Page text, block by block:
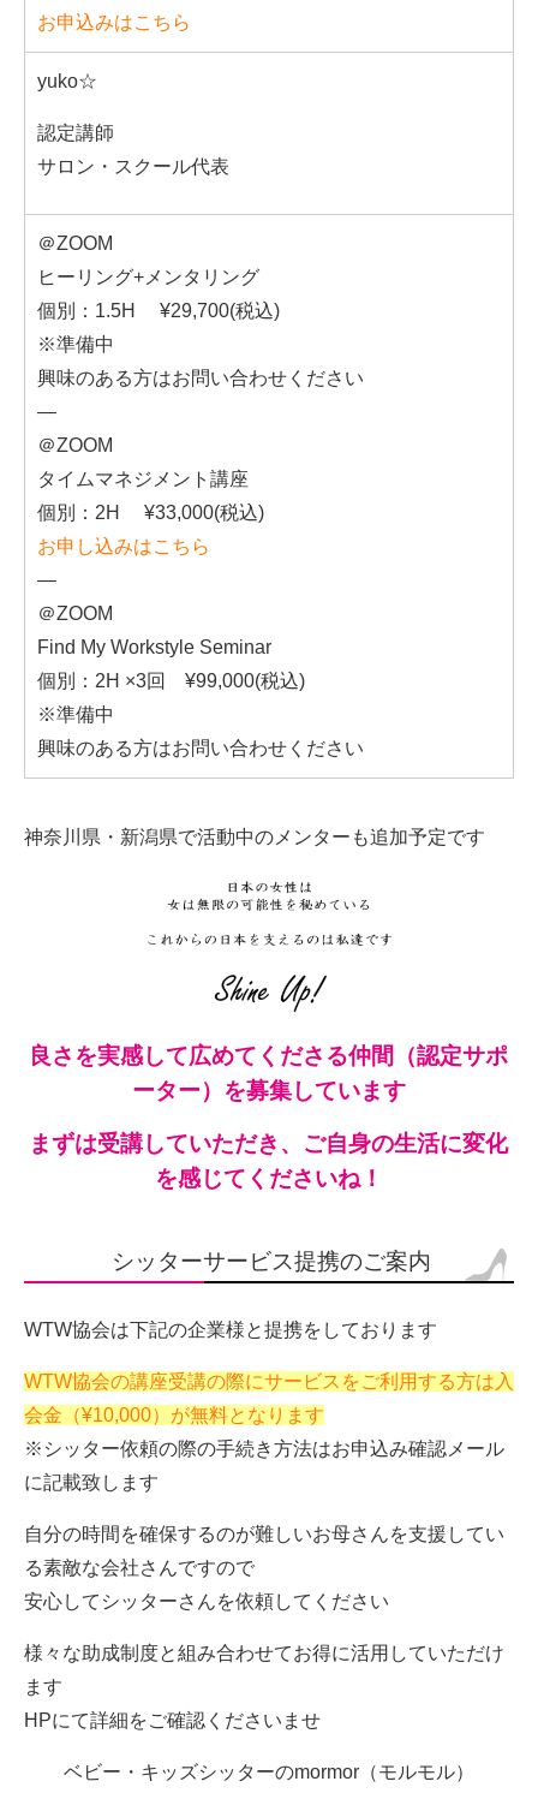
お申込みはこちら
yuko☆
認定講師
サロン・スクール代表
＠ZOOM
ヒーリング+メンタリング
個別：1.5H ¥29,700(税込)
※準備中
興味のある方はお問い合わせください
—
＠ZOOM
タイムマネジメント講座
個別：2H ¥33,000(税込)
お申し込みはこちら
—
＠ZOOM
Find My Workstyle Seminar
個別：2H ×3回 ¥99,000(税込)
※準備中
興味のある方はお問い合わせください
神奈川県・新潟県で活動中のメンターも追加予定です
良さを実感して広めてくださる仲間（認定サポ
ーター）を募集しています
まずは受講していただき、ご自身の生活に変化
を感じてくださいね！
シッターサービス提携のご案内
WTW協会は下記の企業様と提携をしております
WTW協会の講座受講の際にサービスをご利用する方は入
会金（¥10,000）が無料となります
※シッター依頼の際の手続き方法はお申込み確認メール
に記載致します
自分の時間を確保するのが難しいお母さんを支援してい
る素敵な会社さんですので
安心してシッターさんを依頼してください
様々な助成制度と組み合わせてお得に活用していただけ
ます
HPにて詳細をご確認くださいませ
ベビー・キッズシッターのmormor（モルモル）